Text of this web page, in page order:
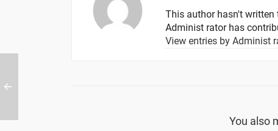
This author hasn't written
Administ ratorhas
View entries by Administ
You also